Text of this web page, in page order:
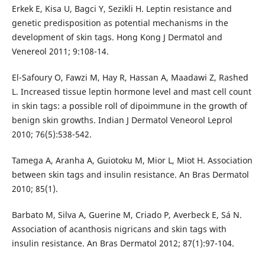
Erkek E, Kisa U, Bagci Y, Sezikli H. Leptin resistance and
genetic predisposition as potential mechanisms in the
development of skin tags. Hong Kong J Dermatol and
Venereol 2011; 9:108-14.
El-Safoury O, Fawzi M, Hay R, Hassan A, Maadawi Z, Rashed
L. Increased tissue leptin hormone level and mast cell count
in skin tags: a possible roll of dipoimmune in the growth of
benign skin growths. Indian J Dermatol Veneorol Leprol
2010; 76(5):538-542.
Tamega A, Aranha A, Guiotoku M, Mior L, Miot H. Association
between skin tags and insulin resistance. An Bras Dermatol
2010; 85(1).
Barbato M, Silva A, Guerine M, Criado P, Averbeck E, Sá N.
Association of acanthosis nigricans and skin tags with
insulin resistance. An Bras Dermatol 2012; 87(1):97-104.